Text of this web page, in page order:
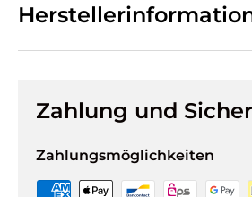
Zahlung und
Zahlungsmöglichkeiten